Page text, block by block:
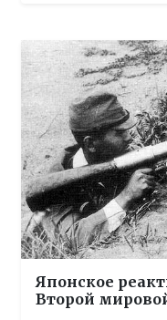
Японское
Второй